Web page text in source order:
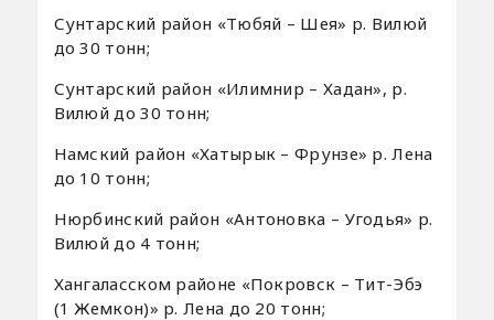
Сунтарский район «Тюбяй – Шея» р. Вилюй
до 30 тонн;
Сунтарский район «Илимнир – Хадан», р.
Вилюй до 30 тонн;
Намский район «Хатырык – Фрунзе» р. Лена
до 10 тонн;
Нюрбинский район «Антоновка – Угодья» р.
Вилюй до 4 тонн;
Хангаласском районе «Покровск – Тит-Эбэ
(1 Жемкон)» р. Лена до 20 тонн;